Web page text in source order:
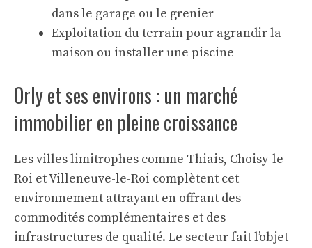
dans le garage ou le grenier
Exploitation du terrain pour agrandir la
maison ou installer une piscine
Orly et ses environs : un marché
immobilier en pleine croissance
Les villes limitrophes comme Thiais, Choisy-le-
Roi et Villeneuve-le-Roi complètent cet
environnement attrayant en offrant des
commodités complémentaires et des
infrastructures de qualité. Le secteur fait l’objet